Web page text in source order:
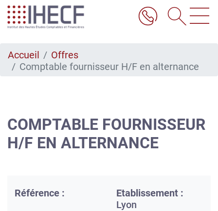
Aller
au
contenu
Accueil
Offres
Comptable fournisseur H/F en alternance
COMPTABLE FOURNISSEUR
H/F EN ALTERNANCE
Référence :
Etablissement :
Lyon